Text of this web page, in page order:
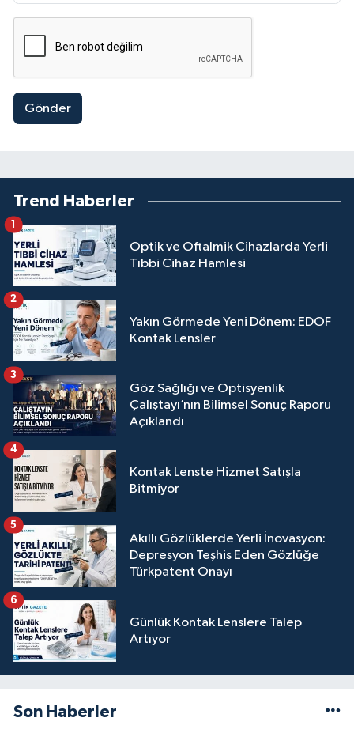
Gönder
Trend Haberler
Optik ve Oftalmik Cihazlarda Yerli
Tıbbi Cihaz Hamlesi
1
Yakın Görmede Yeni Dönem: EDOF
Kontak Lensler
2
Göz Sağlığı ve Optisyenlik
Çalıştayı’nın Bilimsel Sonuç Raporu
Açıklandı
3
Kontak Lenste Hizmet Satışla
Bitmiyor
4
Akıllı Gözlüklerde Yerli İnovasyon:
Depresyon Teşhis Eden Gözlüğe
Türkpatent Onayı
5
Günlük Kontak Lenslere Talep
Artıyor
6
Son Haberler